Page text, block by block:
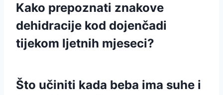
Kako prepoznati znakove
dehidracije kod dojenčadi
tijekom ljetnih mjeseci?
Što učiniti kada beba ima suhe i